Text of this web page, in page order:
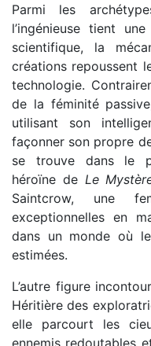
Parmi les
l’ingénieuse tient
scientifique, la
créations repoussent
technologie.
de la féminité
utilisant son
façonner son propre
se trouve dans le
héroïne de Le
Saintcrow, une
exceptionnelles en
dans un monde où
estimées.
L’autre figure
Héritière des
elle parcourt les
ennemis redoutables